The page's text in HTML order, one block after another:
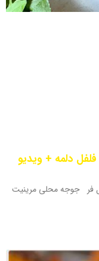
دلمه‌ + ویدیو
فر جوجه محلی مرینیت